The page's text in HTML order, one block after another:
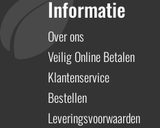
Informatie
Over ons
Veilig Online Betalen
Klantenservice
Bestellen
Leveringsvoorwaarden